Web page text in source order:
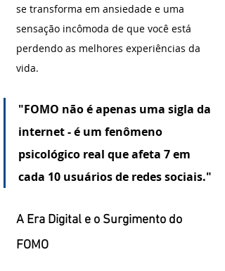
se transforma em ansiedade e uma
sensação incômoda de que você está
perdendo as melhores experiências da
vida.
"FOMO não é apenas uma sigla da
internet - é um fenômeno
psicológico real que afeta 7 em
cada 10 usuários de redes sociais."
A Era Digital e o Surgimento do
FOMO